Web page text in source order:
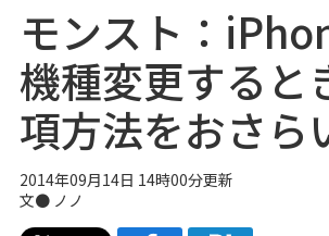
モンスト：
機種変更すると
項方法をおさら
2014年09月14日 14時00分更新
文● ノノ